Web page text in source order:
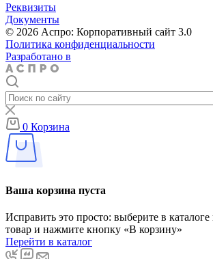
Реквизиты
Документы
© 2026 Аспро: Корпоративный сайт 3.0
Политика конфиденциальности
Разработано в
0 Корзина
Ваша корзина пуста
Исправить это просто: выберите в
товар и нажмите кнопку «В корзину»
Перейти в каталог